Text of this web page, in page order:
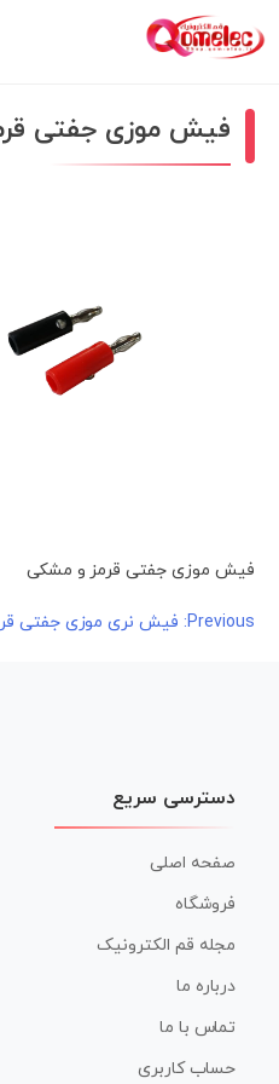
فیش موزی جفتی
فیش موزی جفتی قرمز و مشکی
راهبری
Previous: فیش نری موزی جفتی
دسترسی سریع
صفحه اصلی
فروشگاه
مجله قم الکترونیک
درباره ما
تماس با ما
حساب کاربری